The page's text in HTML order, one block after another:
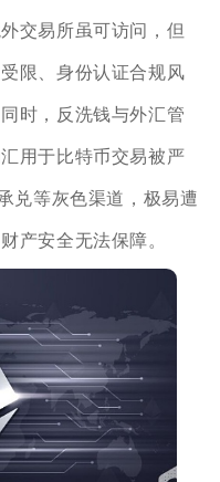
交易所虽可访问，但
限、身份认证合规风
时，反洗钱与外汇管
用于比特币交易被严
兑等灰色渠道，极易遭
产安全无法保障。